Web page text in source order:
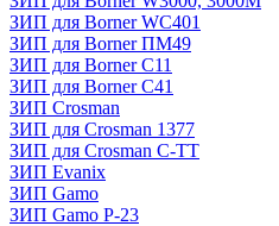
ЗИП для Borner WC401
ЗИП для Borner ПМ49
ЗИП для Borner С11
ЗИП для Borner С41
ЗИП Crosman
ЗИП для Crosman 1377
ЗИП для Crosman C-TT
ЗИП Evanix
ЗИП Gamo
ЗИП Gamo P-23